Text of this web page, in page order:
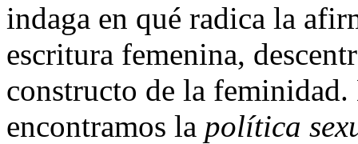
indaga en qué radica la
escritura femenina,
constructo de la
encontramos la política